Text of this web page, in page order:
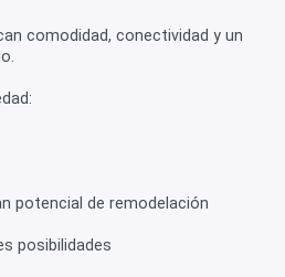
comodidad, conectividad y un
potencial de remodelación
posibilidades